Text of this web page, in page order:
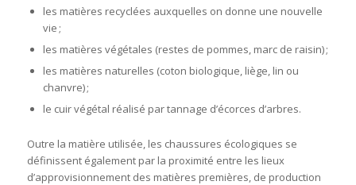
les matières recyclées auxquelles on donne une nouvelle
vie ;
les matières végétales (restes de pommes, marc de raisin) ;
les matières naturelles (coton biologique, liège, lin ou
chanvre) ;
le cuir végétal réalisé par tannage d’écorces d’arbres.
Outre la matière utilisée, les chaussures écologiques se
définissent également par la proximité entre les lieux
d’approvisionnement des matières premières, de production